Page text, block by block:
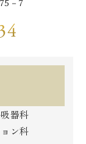
器科
ン科